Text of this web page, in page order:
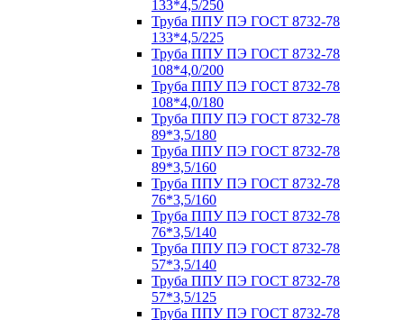
133*4,5/250
Труба ППУ ПЭ ГОСТ 8732-78
133*4,5/225
Труба ППУ ПЭ ГОСТ 8732-78
108*4,0/200
Труба ППУ ПЭ ГОСТ 8732-78
108*4,0/180
Труба ППУ ПЭ ГОСТ 8732-78
89*3,5/180
Труба ППУ ПЭ ГОСТ 8732-78
89*3,5/160
Труба ППУ ПЭ ГОСТ 8732-78
76*3,5/160
Труба ППУ ПЭ ГОСТ 8732-78
76*3,5/140
Труба ППУ ПЭ ГОСТ 8732-78
57*3,5/140
Труба ППУ ПЭ ГОСТ 8732-78
57*3,5/125
Труба ППУ ПЭ ГОСТ 8732-78